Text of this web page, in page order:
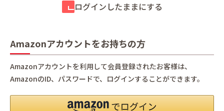
ログインしたままにする
Amazonアカウントをお持ちの方
Amazonアカウントを利用して会員登録されたお客様は、
AmazonのID、パスワードで、ログインすることができます。